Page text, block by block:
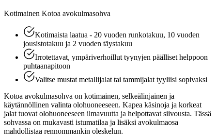
Kotimainen Kotoa avokulmasohva
Kotimaista laatua - 20 vuoden runkotakuu, 10 vuoden
jousistotakuu ja 2 vuoden täystakuu
Irrotettavat, ympäriverhoillut tyynyjen päälliset helppoon
puhtaanapitoon
Valitse mustat metallijalat tai tammijalat tyyliisi sopivaksi
Kotoa avokulmasohva on kotimainen, selkeälinjainen ja
käytännöllinen valinta olohuoneeseen. Kapea käsinoja ja korkeat
jalat tuovat olohuoneeseen ilmavuutta ja helpottavat siivousta. Tässä
sohvassa on mukavasti istumatilaa ja lisäksi avokulmaosa
mahdollistaa rennommankin oleskelun.